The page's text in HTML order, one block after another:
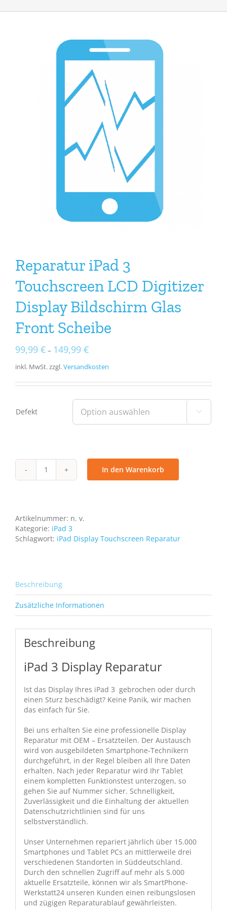
Reparatur iPad 3
Touchscreen LCD Digitizer
Display Bildschirm Glas
Front Scheibe
99,99 € – 149,99 €
inkl. MwSt.zzgl.Versandkosten
Defekt 
Reparatur
iPad
Digitizer
Display
Bildschirm
Menge
In den Warenkorb
Artikelnummer: n. v.
Kategorie: iPad 3
Schlagwort: iPad Display Touchscreen Reparatur
Beschreibung
Zusätzliche Informationen
Beschreibung
iPad 3 Display Reparatur
Ist das Display Ihres iPad 3 gebrochen oder durch
einen Sturz beschädigt? Keine Panik, wir machen
das einfach für Sie.
Bei uns erhalten Sie eine professionelle Display
Reparatur mit OEM – Ersatzteilen. Der Austausch
wird von ausgebildeten Smartphone-Technikern
durchgeführt, in der Regel bleiben all Ihre Daten
erhalten. Nach jeder Reparatur wird Ihr Tablet
einem kompletten Funktionstest unterzogen, so
gehen Sie auf Nummer sicher. Schnelligkeit,
Zuverlässigkeit und die Einhaltung der aktuellen
Datenschutzrichtlinien sind für uns
selbstverständlich.
Unser Unternehmen repariert jährlich über 15.000
Smartphones und Tablet PCs an mittlerweile drei
verschiedenen Standorten in Süddeutschland.
Durch den schnellen Zugriff auf mehr als 5.000
aktuelle Ersatzteile, können wir als SmartPhone-
Werkstatt24 unseren Kunden einen reibungslosen
und zügigen Reparaturablauf gewährleisten.